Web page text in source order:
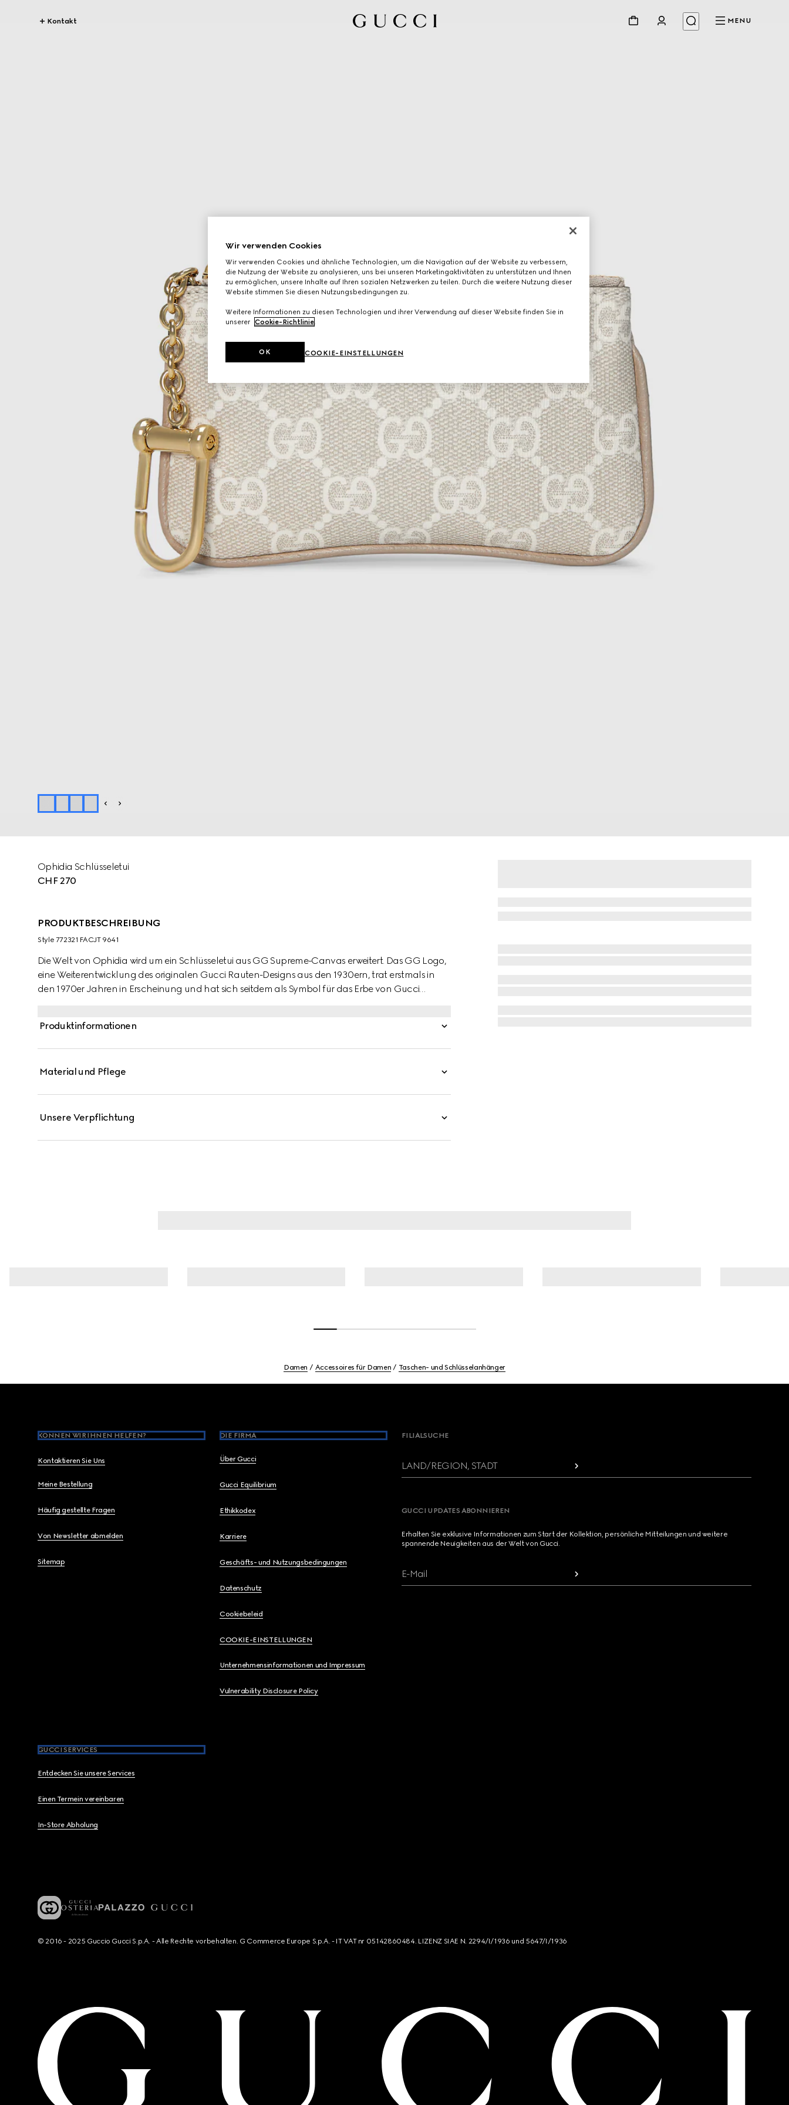
Kontakt MENU
Ophidia Schlüsseletui
CHF 270
PRODUKTBESCHREIBUNG
Style ‎772321 FACJT 9641
Die Welt von Ophidia wird um ein Schlüsseletui aus GG Supreme-Canvas erweitert. Das GG Logo,
eine Weiterentwicklung des originalen Gucci Rauten-Designs aus den 1930ern, trat erstmals in
den 1970er Jahren in Erscheinung und hat sich seitdem als Symbol für das Erbe von Gucci
Produktinformationen
Material und Pflege
Unsere Verpflichtung
Damen Accessoires für Damen Taschen- und Schlüsselanhänger
KÖNNEN WIR IHNEN HELFEN?
Kontaktieren Sie Uns
Meine Bestellung
Häufig gestellte Fragen
Von Newsletter abmelden
Sitemap
DIE FIRMA
Über Gucci
Gucci Equilibrium
Ethikkodex
Karriere
Geschäfts- und Nutzungsbedingungen
Datenschutz
Cookiebeleid
COOKIE-EINSTELLUNGEN
Unternehmensinformationen und Impressum
Vulnerability Disclosure Policy
GUCCI SERVICES
Entdecken Sie unsere Services
Einen Termein vereinbaren
In-Store Abholung
FILIALSUCHE
LAND/REGION, STADT
GUCCI UPDATES ABONNIEREN
Erhalten Sie exklusive Informationen zum Start der Kollektion, persönliche Mitteilungen und weitere
spannende Neuigkeiten aus der Welt von Gucci.
E-Mail
© 2016 - 2025 Guccio Gucci S.p.A. - Alle Rechte vorbehalten. G Commerce Europe S.p.A. - IT VAT nr 05142860484. LIZENZ SIAE N. 2294/I/1936 und 5647/I/1936
Wir verwenden Cookies
Wir verwenden Cookies und ähnliche Technologien, um die Navigation auf der Website zu verbessern,
die Nutzung der Website zu analysieren, uns bei unseren Marketingaktivitäten zu unterstützen und Ihnen
zu ermöglichen, unsere Inhalte auf Ihren sozialen Netzwerken zu teilen. Durch die weitere Nutzung dieser
Website stimmen Sie diesen Nutzungsbedingungen zu.
Weitere Informationen zu diesen Technologien und ihrer Verwendung auf dieser Website finden Sie in
unserer Cookie-Richtlinie.
COOKIE-EINSTELLUNGEN
OK